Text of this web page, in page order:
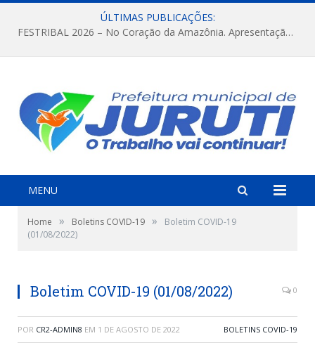
ÚLTIMAS PUBLICAÇÕES:
FESTRIBAL 2026 – No Coração da Amazônia. Apresentação da Munduruku.
MENU
Home » Boletins COVID-19 »
Boletim COVID-19
(01/08/2022)
Boletim COVID-19 (01/08/2022) 0
POR CR2-ADMIN8 EM 1 DE AGOSTO DE 2022 BOLETINS COVID-19